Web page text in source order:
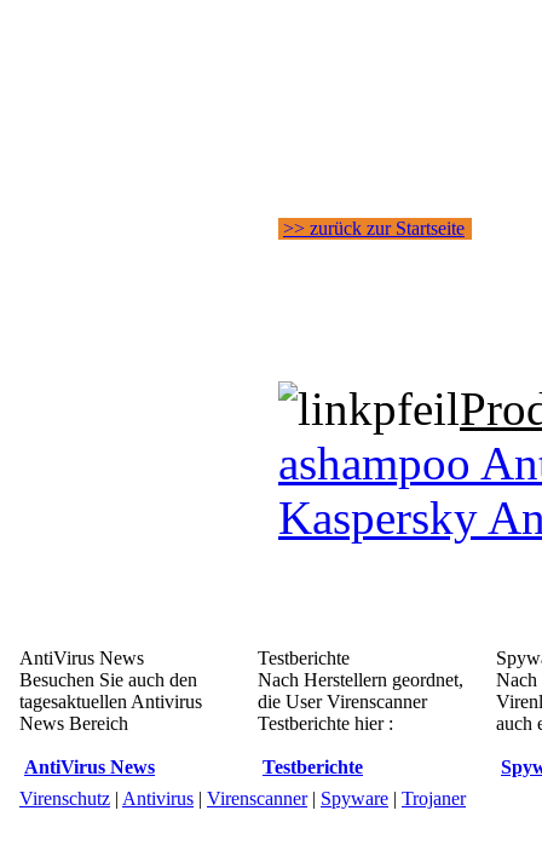
>> zurück zur Startseite
ashampoo
Kaspersky
AntiVirus News
Besuchen Sie auch den
tagesaktuellen Antivirus
News Bereich
AntiVirus News
Testberichte
Nach Herstellern geordnet,
die User Virenscanner
Testberichte hier :
Testberichte
Nach
auch
Virenschutz | Antivirus | Virenscanner| Spyware | Trojaner